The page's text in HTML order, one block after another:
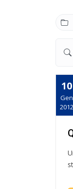
10
Gen
2012